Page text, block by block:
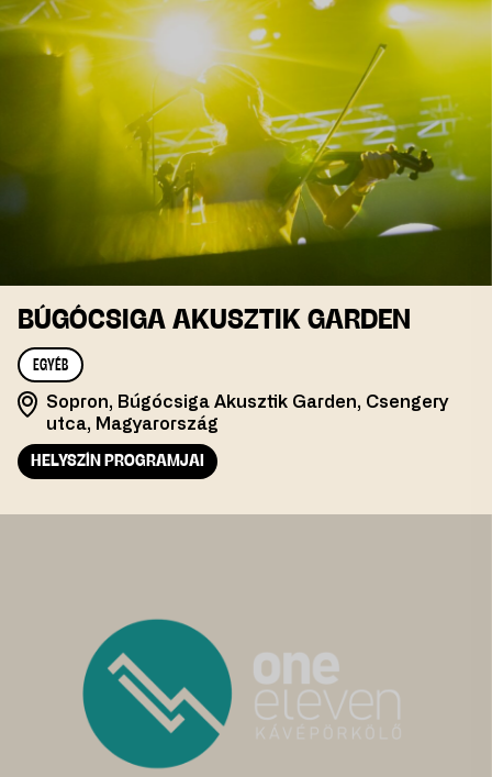
BÚGÓCSIGA AKUSZTIK GARDEN
EGYÉB
Sopron, Búgócsiga Akusztik Garden, Csengery
utca, Magyarország
HELYSZÍN PROGRAMJAI